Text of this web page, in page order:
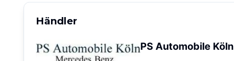
Händler
PS Automobile Köln